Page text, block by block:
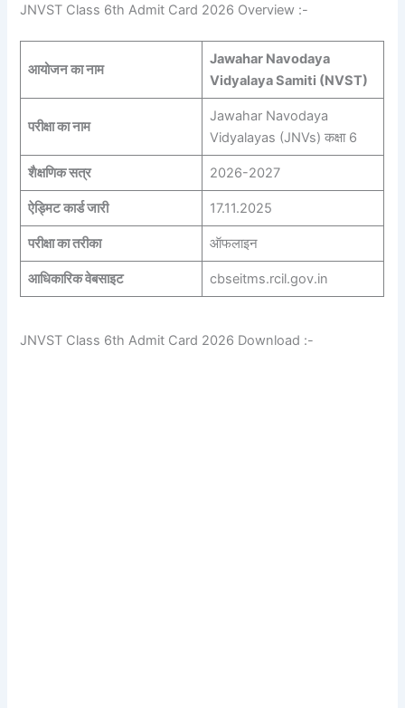
JNVST Class 6th Admit Card 2026 Overview :-
आयोजन का नाम
Jawahar Navodaya
Vidyalaya Samiti (NVST)
परीक्षा का नाम
Jawahar Navodaya
Vidyalayas (JNVs) कक्षा 6
शैक्षणिक सत्र 2026-2027
ऐड्मिट कार्ड जारी 17.11.2025
परीक्षा का तरीका ऑफलाइन
आधिकारिक वेबसाइट cbseitms.rcil.gov.in
JNVST Class 6th Admit Card 2026 Download :-